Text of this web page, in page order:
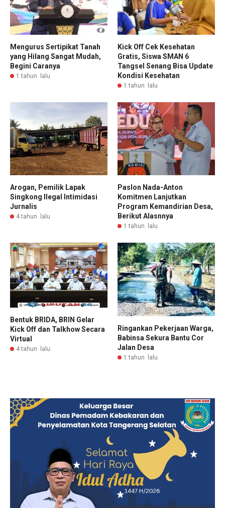
Mengurus Sertipikat Tanah
yang Hilang Sangat Mudah,
Begini Caranya
1 tahun lalu
Kick Off Cek Kesehatan
Gratis, Siswa SMAN 6
Tangsel Senang Bisa Update
Kondisi Kesehatan
1 tahun lalu
Arogan, Pemilik Lapak
Singkong Ilegal Intimidasi
Jurnalis
4 tahun lalu
Paslon Nada-Anton
Komitmen Lanjutkan
Program Kemandirian Desa,
Berikut Alasnnya
1 tahun lalu
Bentuk BRIDA, BRIN Gelar
Kick Off dan Talkhow Secara
Virtual
4 tahun lalu
Ringankan Pekerjaan Warga,
Babinsa Sekura Bantu Cor
Jalan Desa
1 tahun lalu